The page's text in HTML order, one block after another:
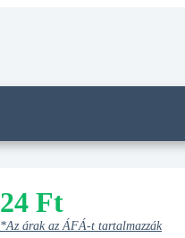
24 Ft
*Az árak az ÁFÁ-t tartalmazzák